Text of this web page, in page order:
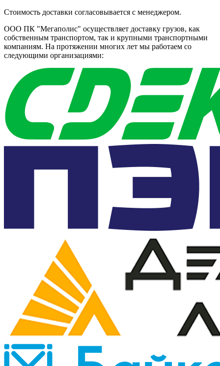
Стоимость доставки согласовывается с менеджером.
ООО ПК "Мегаполис" осуществляет доставку грузов, как
собственным транспортом, так и крупными транспортными
компаниям. На протяжении многих лет мы работаем со
следующими организациями: